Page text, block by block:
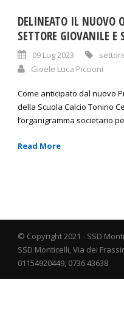
DELINEATO IL NUOVO
SETTORE GIOVANILE E
09 Lug 2023
Gioele Luca Piccioni
Come anticipato dal nuovo
della Scuola Calcio Tonino
l’organigramma societario
Read More
© Copyright 2021 - SSD
SSD Monticelli, Via dei
01154920449, 0736 43638